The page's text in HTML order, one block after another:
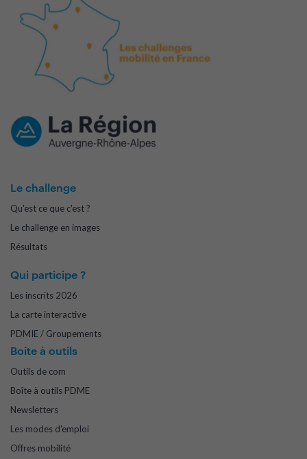
Le challenge
Qu'est ce que c'est ?
Le challenge en images
Résultats
Qui participe ?
Les inscrits 2026
La carte interactive
PDMIE / Groupements
Boite à outils
Outils de com
Boîte à outils PDME
Newsletters
Les modes d'emploi
Offres mobilité